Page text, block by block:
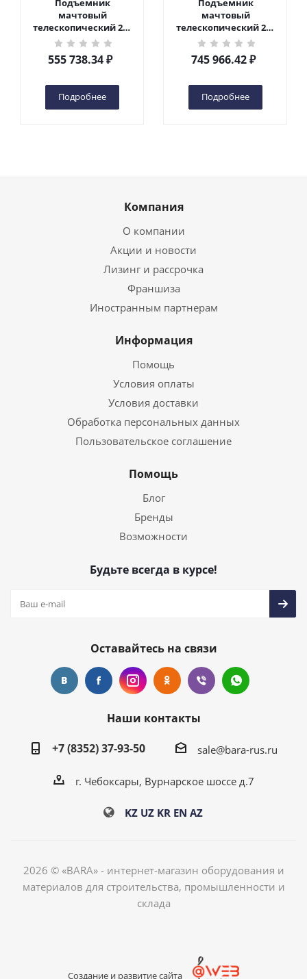
Подъемник
мачтовый
телескопический 200
кг 6 м TOR GTWY6-200S
DC 2-мачтовый
(автономный) (G) в
555 738.34₽
Подробнее
Подъемник
мачтовый
телескопический 200
кг 10 м TOR GTWY10-
200S DC 2-мачтовый
(автономный) (N) в
745 966.42₽
Подробнее
Компания
О компании
Акции и новости
Лизинг и рассрочка
Франшиза
Иностранным партнерам
Информация
Помощь
Условия оплаты
Условия доставки
Обработка персональных данных
Пользовательское соглашение
Помощь
Блог
Бренды
Возможности
Будьте всегда в курсе!
Оставайтесь на связи
Наши контакты
+7 (8352) 37-93-50
sale@bara-rus.ru
г. Чебоксары, Вурнарское шоссе д.7
KZ UZ KR EN AZ
2026 © «BARA» - интернет-магазин оборудования и
материалов для строительства, промышленности и
склада
Создание и развитие сайта